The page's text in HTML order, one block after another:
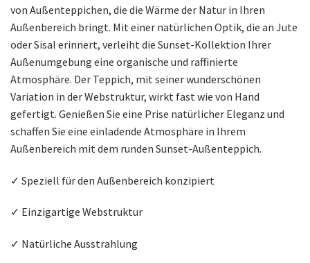
von Außenteppichen, die die Wärme der Natur in Ihren
Außenbereich bringt. Mit einer natürlichen Optik, die an Jute
oder Sisal erinnert, verleiht die Sunset-Kollektion Ihrer
Außenumgebung eine organische und raffinierte
Atmosphäre. Der Teppich, mit seiner wunderschönen
Variation in der Webstruktur, wirkt fast wie von Hand
gefertigt. Genießen Sie eine Prise natürlicher Eleganz und
schaffen Sie eine einladende Atmosphäre in Ihrem
Außenbereich mit dem runden Sunset-Außenteppich.
✓ Speziell für den Außenbereich konzipiert
✓ Einzigartige Webstruktur
✓ Natürliche Ausstrahlung